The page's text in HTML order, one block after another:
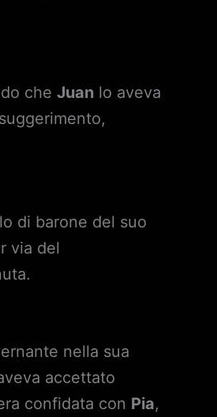
cheJuan lo aveva
di barone del suo
via del
nella sua
accettato
confidata con Pia,